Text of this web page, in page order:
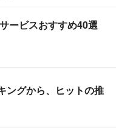
ービスおすすめ40選
ングから、ヒットの推